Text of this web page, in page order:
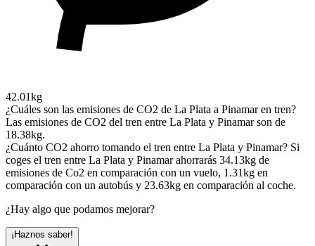
42.01kg
¿Cuáles son las emisiones de CO2 de La Plata a Pinamar en tren?
Las emisiones de CO2 del tren entre La Plata y Pinamar son de
18.38kg.
¿Cuánto CO2 ahorro tomando el tren entre La Plata y Pinamar? Si
coges el tren entre La Plata y Pinamar ahorrarás 34.13kg de
emisiones de Co2 en comparación con un vuelo, 1.31kg en
comparación con un autobús y 23.63kg en comparación al coche.
¿Hay algo que podamos mejorar?
¡Haznos saber!